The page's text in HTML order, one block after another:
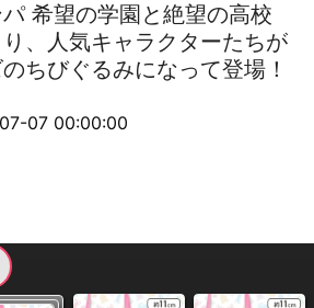
パ 希望の学園と絶望の高校
、人気キャラクターたちが
ちびぐるみになって登場！
07 00:00:00